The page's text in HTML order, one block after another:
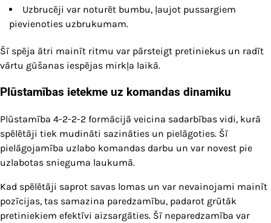
Uzbrucēji var noturēt bumbu, ļaujot pussargiem
pievienoties uzbrukumam.
Šī spēja ātri mainīt ritmu var pārsteigt pretiniekus un radīt
vārtu gūšanas iespējas mirkļa laikā.
Plūstamības ietekme uz komandas dinamiku
Plūstamība 4-2-2-2 formācijā veicina sadarbības vidi, kurā
spēlētāji tiek mudināti sazināties un pielāgoties. Šī
pielāgojamība uzlabo komandas darbu un var novest pie
uzlabotas snieguma laukumā.
Kad spēlētāji saprot savas lomas un var nevainojami mainīt
pozīcijas, tas samazina paredzamību, padarot grūtāk
pretiniekiem efektīvi aizsargāties. Šī neparedzamība var